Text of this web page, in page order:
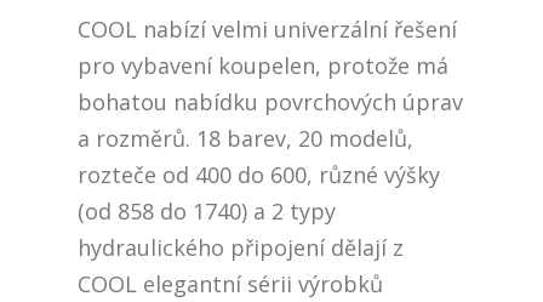
COOL nabízí velmi univerzální řešení
pro vybavení koupelen, protože má
bohatou nabídku povrchových úprav
a rozměrů. 18 barev, 20 modelů,
rozteče od 400 do 600, různé výšky
(od 858 do 1740) a 2 typy
hydraulického připojení dělají z
COOL elegantní sérii výrobků